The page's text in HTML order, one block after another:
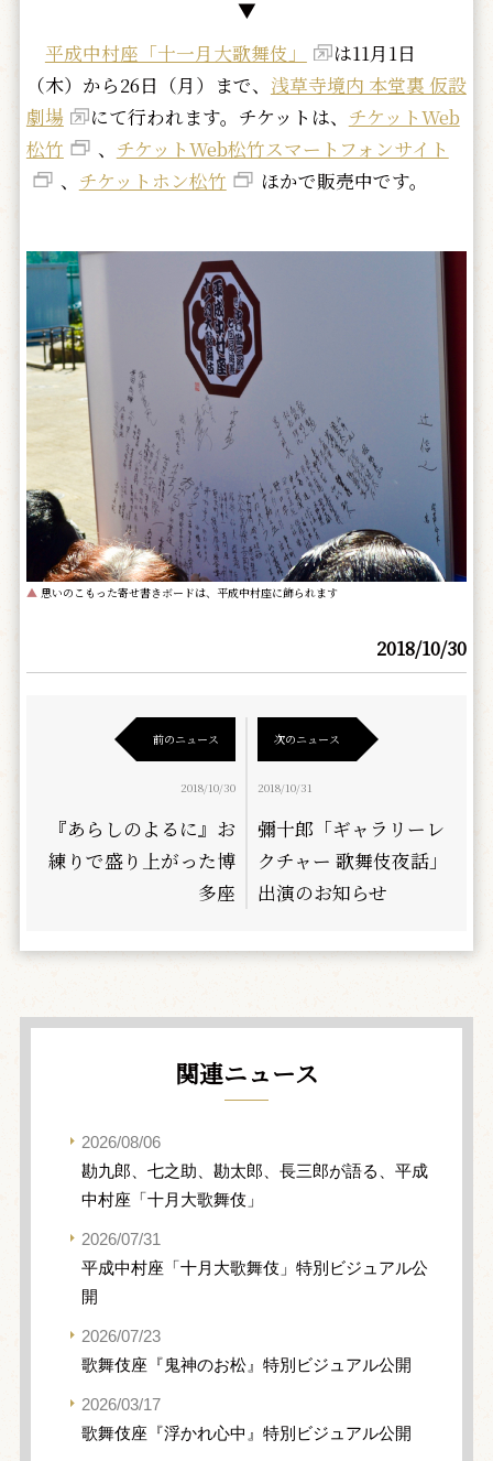
▼
平成中村座「十一月大歌舞伎」
は11月1日
（木）から26日（月）まで、 浅草寺境内 本堂裏 仮設
劇場
にて行われます。チケットは、 チケットWeb
松竹
、 チケットWeb松竹スマートフォンサイト
、 チケットホン松竹 ほかで販売中です。
▲ 思いのこもった寄せ書きボードは、平成中村座に飾られます
2018/10/30
前のニュース
2018/10/30
『あらしのよるに』お
練りで盛り上がった博
多座
次のニュース
2018/10/31
彌十郎「ギャラリーレ
クチャー 歌舞伎夜話」
出演のお知らせ
関連ニュース
2026/08/06
勘九郎、七之助、勘太郎、長三郎が語る、平成
中村座「十月大歌舞伎」
2026/07/31
平成中村座「十月大歌舞伎」特別ビジュアル公
開
2026/07/23
歌舞伎座『鬼神のお松』特別ビジュアル公開
2026/03/17
歌舞伎座『浮かれ心中』特別ビジュアル公開